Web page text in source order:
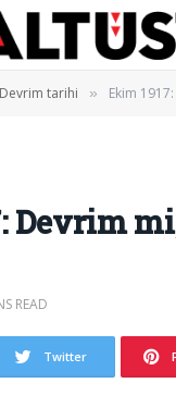
Devrim tarihi » Ekim 1917:
Devrim
READ
Twitter